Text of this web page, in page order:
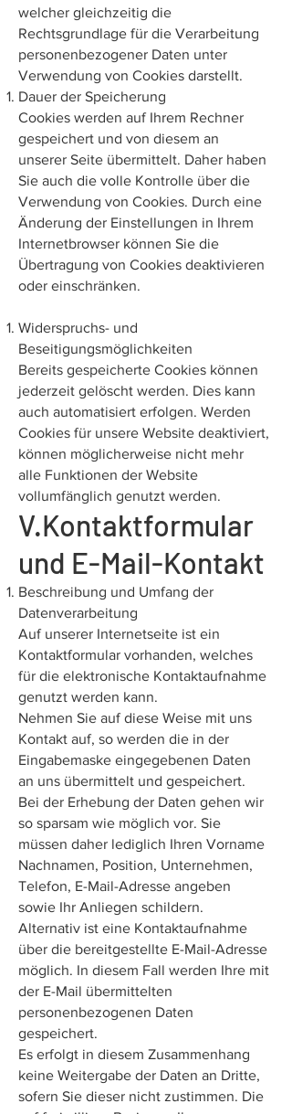
welcher gleichzeitig die
Rechtsgrundlage für die Verarbeitung
personenbezogener Daten unter
Verwendung von Cookies darstellt.
Dauer der Speicherung
Cookies werden auf Ihrem Rechner
gespeichert und von diesem an
unserer Seite übermittelt. Daher haben
Sie auch die volle Kontrolle über die
Verwendung von Cookies. Durch eine
Änderung der Einstellungen in Ihrem
Internetbrowser können Sie die
Übertragung von Cookies deaktivieren
oder einschränken.
Widerspruchs- und
Beseitigungsmöglichkeiten
Bereits gespeicherte Cookies können
jederzeit gelöscht werden. Dies kann
auch automatisiert erfolgen. Werden
Cookies für unsere Website deaktiviert,
können möglicherweise nicht mehr
alle Funktionen der Website
vollumfänglich genutzt werden.
V.Kontaktformular
und E-Mail-Kontakt
Beschreibung und Umfang der
Datenverarbeitung
Auf unserer Internetseite ist ein
Kontaktformular vorhanden, welches
für die elektronische Kontaktaufnahme
genutzt werden kann.
Nehmen Sie auf diese Weise mit uns
Kontakt auf, so werden die in der
Eingabemaske eingegebenen Daten
an uns übermittelt und gespeichert.
Bei der Erhebung der Daten gehen wir
so sparsam wie möglich vor. Sie
müssen daher lediglich Ihren Vorname
Nachnamen, Position, Unternehmen,
Telefon, E-Mail-Adresse angeben
sowie Ihr Anliegen schildern.
Alternativ ist eine Kontaktaufnahme
über die bereitgestellte E-Mail-Adresse
möglich. In diesem Fall werden Ihre mit
der E-Mail übermittelten
personenbezogenen Daten
gespeichert.
Es erfolgt in diesem Zusammenhang
keine Weitergabe der Daten an Dritte,
sofern Sie dieser nicht zustimmen. Die